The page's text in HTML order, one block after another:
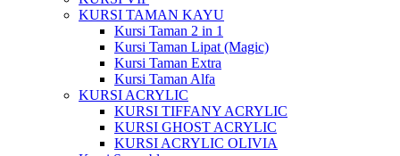
KURSI TAMAN KAYU
Kursi Taman 2 in 1
Kursi Taman Lipat (Magic)
Kursi Taman Extra
Kursi Taman Alfa
KURSI ACRYLIC
KURSI TIFFANY ACRYLIC
KURSI GHOST ACRYLIC
KURSI ACRYLIC OLIVIA